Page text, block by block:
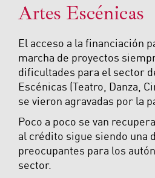
Artes Escénicas
El acceso a la financiación
marcha de proyectos
dificultades para el sector
Escénicas (Teatro, Danza,
se vieron agravadas por la
Poco a poco se van
al crédito sigue siendo una
preocupantes para los
sector.